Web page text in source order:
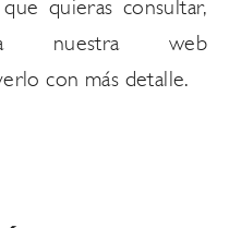
quieras consultar,
nuestra web
con más detalle.